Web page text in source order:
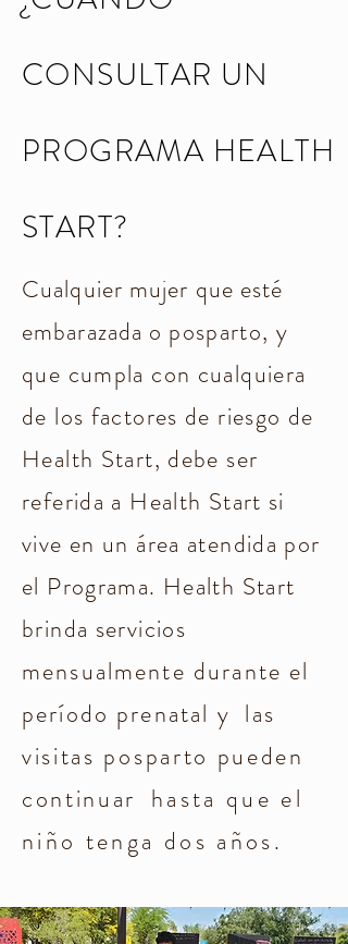
CONSULTAR UN
PROGRAMA HEALTH
START?
Cualquier mujer que esté
embarazada o posparto, y
que cumpla con cualquiera
de los factores de riesgo de
Health Start, debe ser
referida a Health Start si
vive en un área atendida por
el Programa. Health Start
brinda servicios
mensualmente durante el
período prenatal y las
visitas posparto pueden
continuar hasta que el
niño tenga dos años.